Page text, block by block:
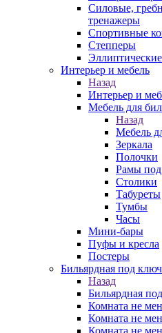
Силовые,
тренажеры
Спортивные
Степперы
Интерьер и мебель
Назад
Интерьер и
Мебель для
Назад
Мебель
Зеркала
Полочки
Рамы
Столики
Табуреты
Тумбы
Часы
Мини-бары
Пуфы и кресла
Постеры
Бильярдная под ключ
Назад
Бильярдная
Комната не
Комната не
Комната не